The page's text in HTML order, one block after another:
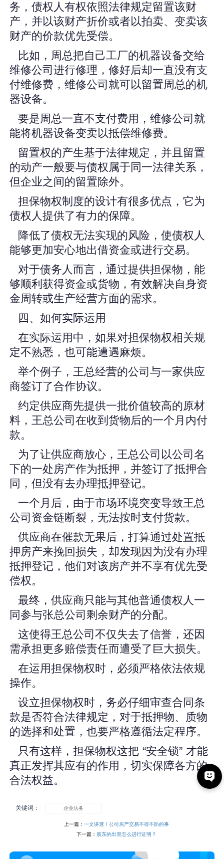
务，债权人有权依照法律规定留置该财
产，并以该财产折价或者以拍卖、变卖该
财产的价款优先受偿。
比如，周总把自己工厂的机器设备交给
维修公司进行修理，修好后却一直没有支
付维修费，维修公司就可以留置周总的机
器设备。
要是周总一直不支付费用，维修公司就
能将机器设备变卖以抵偿维修费。
留置权的产生基于法律规定，并且留置
的动产一般要与债权属于同一法律关系，
但企业之间的留置除外。
担保物权制度的设计有很多优点，它为
债权人提供了有力的保障。
降低了债权无法实现的风险，使债权人
能够更加安心地出借资金或进行交易。
对于债务人而言，通过提供担保物，能
够顺利获得资金或货物，有效解决自身资
金周转或生产经营方面的需求。
四、如何实际运用
在实际运用中，如果对担保物权相关规
定不熟悉，也可能遭遇麻烦。
举个例子，王总经营的公司与一家供应
商签订了合作协议。
约定供应商先提供一批价值较高的原材
料，王总公司在收到货物后的一个月内付
款。
为了让供应商放心，王总公司以公司名
下的一处房产作为抵押，并签订了抵押合
同，但没有去办理抵押登记。
一个月后，由于市场环境突变导致王总
公司资金链断裂，无法按时支付货款。
供应商在催款无果后，打算通过处置抵
押房产来挽回损失，却发现因为没有办理
抵押登记，他们对该房产并不享有优先受
偿权。
最终，供应商只能与其他普通债权人一
同参与张总公司剩余财产的分配。
这使得王总公司不仅失去了信誉，还因
需承担更多赔偿责任而遭受了巨大损失。
在运用担保物权时，必须严格依法依规
操作。
设立担保物权时，务必仔细审查合同条
款是否符合法律规定，对于抵押物、质物
的选择和处置，也要严格遵循法定程序。
只有这样，担保物权这把 “安全锁” 才能
真正发挥其应有的作用，切实保障各方的
合法权益。
关键词： 企业法务
上一篇： 一文讲透！公司房产交易不得不防的事
下一篇： 股东的出资怎么进行证明？